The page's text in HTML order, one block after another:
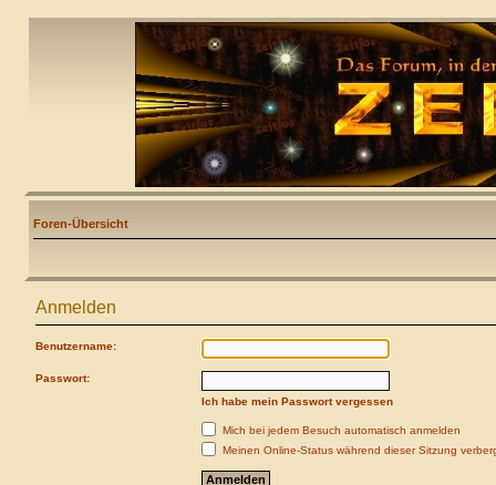
Foren-Übersicht
Anmelden
Benutzername:
Passwort:
Ich habe mein Passwort vergessen
Mich bei jedem Besuch automatisch anmelden
Meinen Online-Status während dieser Sitzung